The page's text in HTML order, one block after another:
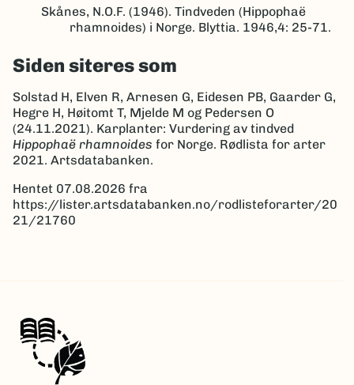
Skånes, N.O.F. (1946). Tindveden (Hippophaë
rhamnoides) i Norge. Blyttia. 1946,4: 25-71.
Siden siteres som
Solstad H, Elven R, Arnesen G, Eidesen PB, Gaarder G,
Hegre H, Høitomt T, Mjelde M og Pedersen O
(24.11.2021). Karplanter: Vurdering av tindved
Hippophaë rhamnoides for Norge. Rødlista for arter
2021. Artsdatabanken.
Hentet 07.08.2026 fra
https://lister.artsdatabanken.no/rodlisteforarter/20
21/21760